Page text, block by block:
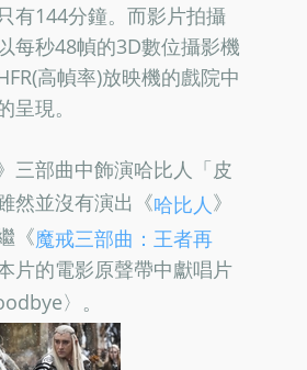
有144分鐘。而影片拍攝
每秒48幀的3D數位攝影機
高幀率)放映機的戲院中
現。
三部曲中飾演哈比人「皮
然並沒有演出《哈比人》
《魔戒三部曲：王者再
片的電影原聲帶中獻唱片
〉。